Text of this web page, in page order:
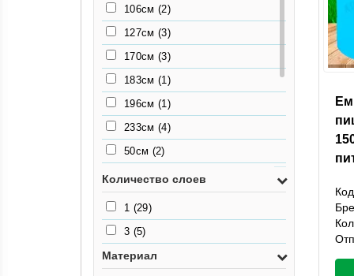
9кг(2)
182см(2)
184см(1)
200см(2)
210см(1)
218см(1)
222см(2)
225см(1)
226см(2)
265см
270см
327см
106см (2)
127см (3)
170см (3)
183см (1)
196см (1)
233см (4)
50см (2)
55.5см (2)
65см(2)
68см(2)
76см(2)
Количество слоев
1 (29)
3 (5)
Материал